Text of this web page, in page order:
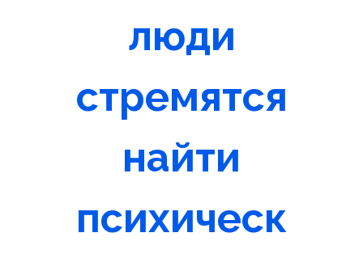
люди
стремятся
найти
психическ